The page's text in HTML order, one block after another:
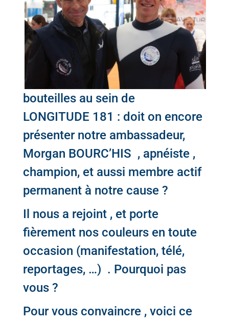
bouteilles au sein de
LONGITUDE 181 : doit on encore
présenter notre ambassadeur,
Morgan BOURC’HIS , apnéiste ,
champion, et aussi membre actif
permanent à notre cause ?
Il nous a rejoint , et porte
fièrement nos couleurs en toute
occasion (manifestation, télé,
reportages, …) . Pourquoi pas
vous ?
Pour vous convaincre , voici ce